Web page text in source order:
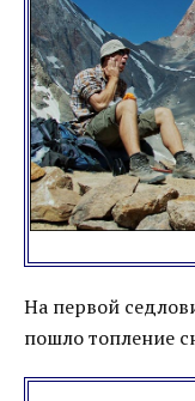
На первой
пошло топление